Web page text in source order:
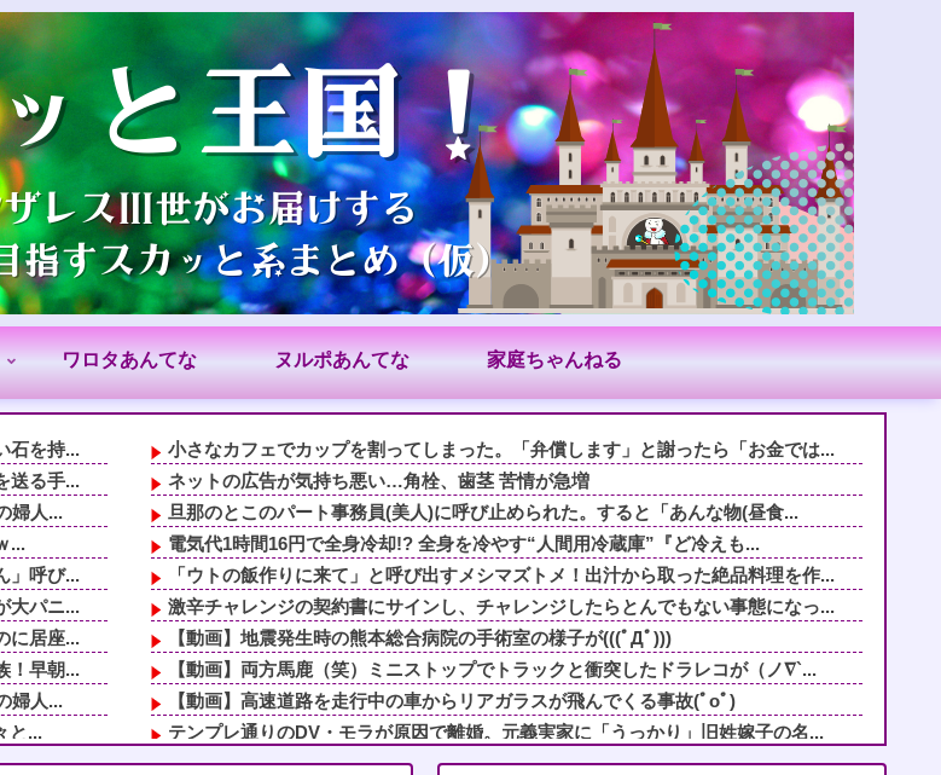
ワロタあんてな ヌルポあんてな 家庭ちゃんねる
石を持...
送る手...
婦人...
...
」呼び...
大パニ...
に居座...
！早朝...
婦人...
と...
よ...
小さなカフェでカップを割ってしまった。「弁償します」と謝ったら「お金では...
ネットの広告が気持ち悪い…角栓、歯茎 苦情が急増
旦那のとこのパート事務員(美人)に呼び止められた。すると「あんな物(昼食...
電気代1時間16円で全身冷却!? 全身を冷やす“人間用冷蔵庫”『ど冷えも...
「ウトの飯作りに来て」と呼び出すメシマズトメ！出汁から取った絶品料理を作...
激辛チャレンジの契約書にサインし、チャレンジしたらとんでもない事態になっ...
【動画】地震発生時の熊本総合病院の手術室の様子が(((ﾟДﾟ)))
【動画】両方馬鹿（笑）ミニストップでトラックと衝突したドラレコが（ノ∇`...
【動画】高速道路を走行中の車からリアガラスが飛んでくる事故(ﾟoﾟ)
テンプレ通りのDV・モラが原因で離婚。元義実家に「うっかり」旧姓嫁子の名...
人の睡眠と食事に過剰に口を出してくる母親と彼氏うるさい…薬を飲まないと眠...